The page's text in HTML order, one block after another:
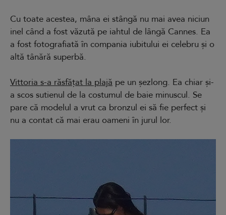
Cu toate acestea, mâna ei stângă nu mai avea niciun
inel când a fost văzută pe iahtul de lângă Cannes. Ea
a fost fotografiată în compania iubitului ei celebru și o
altă tânără superbă.
Vittoria s-a răsfățat la plajă pe un șezlong. Ea chiar și-
a scos sutienul de la costumul de baie minuscul. Se
pare că modelul a vrut ca bronzul ei să fie perfect și
nu a contat că mai erau oameni în jurul lor.